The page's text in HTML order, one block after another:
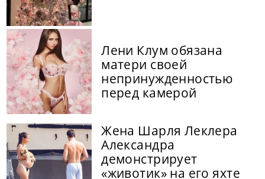
Лени Клум обязана
матери своей
непринужденностью
перед камерой
Жена Шарля Леклера
Александра
демонстрирует
«животик» на его яхте